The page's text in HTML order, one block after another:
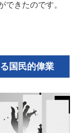
できたのです。
国民的偉業